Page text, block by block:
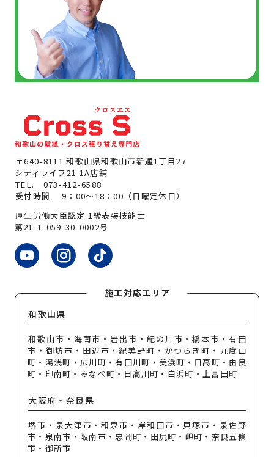
〒640-8111 和歌山県和歌山市新通1丁目27
シティライフ21 1A店舗
TEL. 073-412-6588
受付時間. 9：00～18：00（日曜定休日）
厚生労働大臣認定 1級表装技能士
第21-1-059-30-0002号
施工対応エリア
和歌山県
和歌山市・海南市・岩出市・紀の川市・橋本市・有田
市・御坊市・田辺市・紀美野町・かつらぎ町・九度山
町・湯浅町・広川町・有田川町・美浜町・日高町・由良
町・印南町・みなべ町・日高川町・白浜町・上富田町
大阪府・奈良県
堺市・泉大津市・和泉市・岸和田市・貝塚市・泉佐野
市・泉南市・阪南市・忠岡町・田尻町・岬町・奈良五條
市・御所市